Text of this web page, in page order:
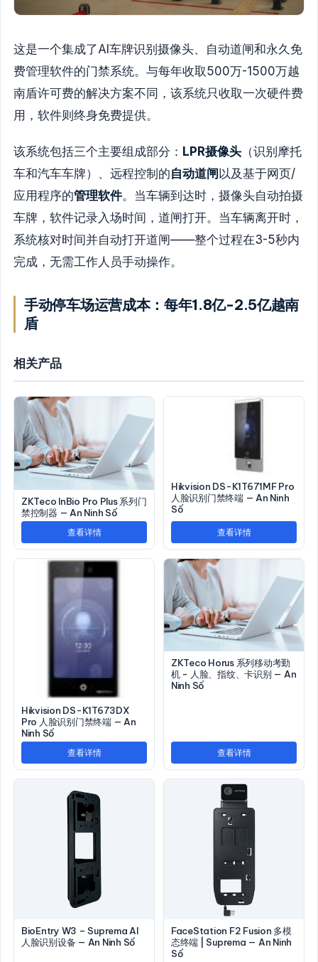
这是一个集成了AI车牌识别摄像头、自动道闸和永久免
费管理软件的门禁系统。与每年收取500万-1500万越
南盾许可费的解决方案不同，该系统只收取一次硬件费
用，软件则终身免费提供。
该系统包括三个主要组成部分： LPR摄像头 （识别摩托
车和汽车车牌）、远程控制的自动道闸以及基于网页/
应用程序的管理软件。当车辆到达时，摄像头自动拍摄
车牌，软件记录入场时间，道闸打开。当车辆离开时，
系统核对时间并自动打开道闸——整个过程在3-5秒内
完成，无需工作人员手动操作。
手动停车场运营成本：每年1.8亿-2.5亿越南
盾
相关产品
ZKTeco InBio Pro Plus 系列门
禁控制器 — An Ninh Số
查看详情
Hikvision DS-K1T671MF Pro
人脸识别门禁终端 — An Ninh
Số
查看详情
Hikvision DS-K1T673DX
Pro 人脸识别门禁终端 — An
Ninh Số
查看详情
ZKTeco Horus 系列移动考勤
机 - 人脸、指纹、卡识别 — An
Ninh Số
查看详情
BioEntry W3 – Suprema AI
人脸识别设备 — An Ninh Số
FaceStation F2 Fusion 多模
态终端 | Suprema — An Ninh
Số